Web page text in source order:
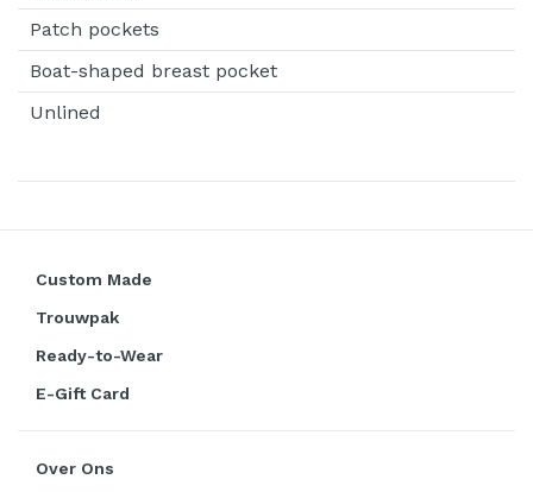
Patch pockets
Boat-shaped breast pocket
Unlined
Custom Made
Trouwpak
Ready-to-Wear
E-Gift Card
Over Ons